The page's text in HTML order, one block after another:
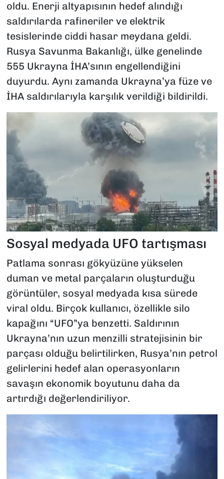
oldu. Enerji altyapısının hedef alındığı
saldırılarda rafineriler ve elektrik
tesislerinde ciddi hasar meydana geldi.
Rusya Savunma Bakanlığı, ülke genelinde
555 Ukrayna İHA’sının engellendiğini
duyurdu. Aynı zamanda Ukrayna’ya füze ve
İHA saldırılarıyla karşılık verildiği bildirildi.
Sosyal medyada UFO tartışması
Patlama sonrası gökyüzüne yükselen
duman ve metal parçaların oluşturduğu
görüntüler, sosyal medyada kısa sürede
viral oldu. Birçok kullanıcı, özellikle silo
kapağını “UFO”ya benzetti. Saldırının
Ukrayna’nın uzun menzilli stratejisinin bir
parçası olduğu belirtilirken, Rusya’nın petrol
gelirlerini hedef alan operasyonların
savaşın ekonomik boyutunu daha da
artırdığı değerlendiriliyor.